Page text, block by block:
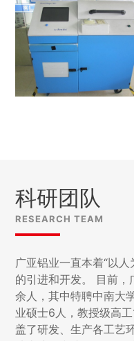
科研团队
RESEARCH TEAM
广亚铝业一直本着“以
的引进和开发。 目前
余人，其中特聘中南大
业硕士6人，教授级高
盖了研发、生产各工艺